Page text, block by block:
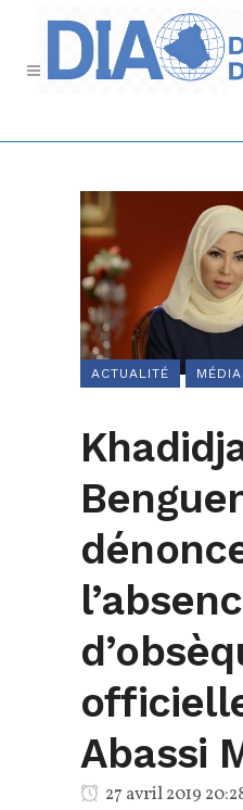
ACTUALITÉ
Abassi
27 avril 2019